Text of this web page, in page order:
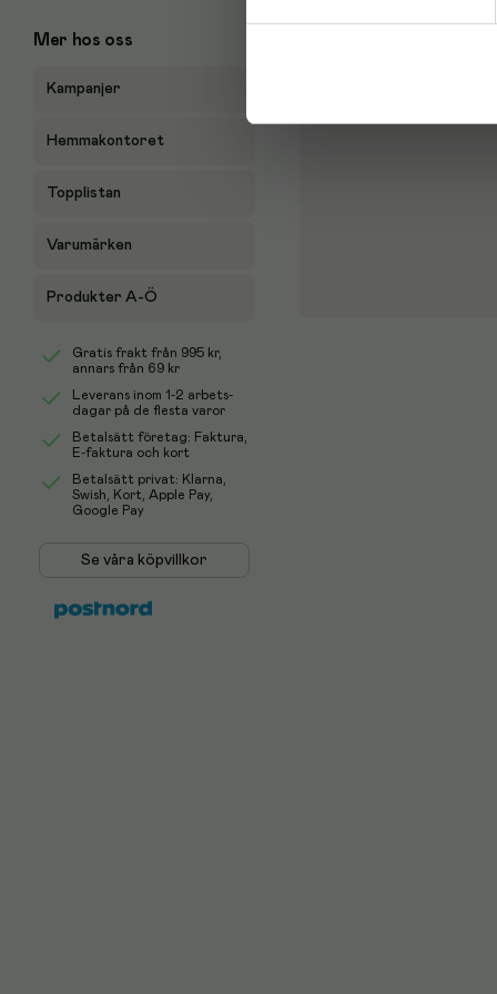
Mer hos oss
Kampanjer
Hemmakontoret
Topplistan
Varumärken
Produkter A-Ö
Gratis frakt från 995 kr,
annars från 69 kr
Leverans inom 1-2 arbets-
dagar på de flesta varor
Betalsätt företag: Faktura,
E-faktura och kort
Betalsätt privat: Klarna,
Swish, Kort, Apple Pay,
Google Pay
Se våra köpvillkor